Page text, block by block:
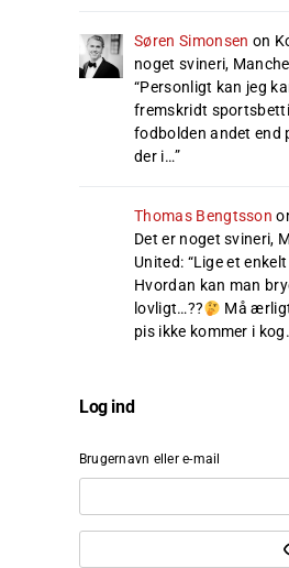
Søren Simonsen on
noget svineri,
“Personligt kan jeg
fremskridt
fodbolden andet end
der i…”
Thomas Bengtsson
Det er noget svineri,
United: “Lige et
Hvordan kan man
lovligt…??
Må
pis ikke kommer i
Log ind
Brugernavn eller e-mail